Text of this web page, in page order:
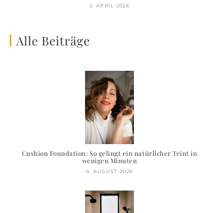
2. APRIL 2026
Alle Beiträge
Cushion Foundation: So gelingt ein natürlicher Teint in
wenigen Minuten
4. AUGUST 2026